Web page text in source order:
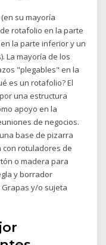
su mayoría
rotafolio en la parte
la parte inferior y un
La mayoría de los
"plegables" en la
es un rotafolio? El
una estructura
apoyo en la
de negocios.
base de pizarra
con rotuladores de
o madera para
y borrador
y/o sujeta